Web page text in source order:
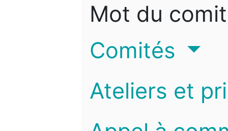
Mot du
Comités
Ateliers et